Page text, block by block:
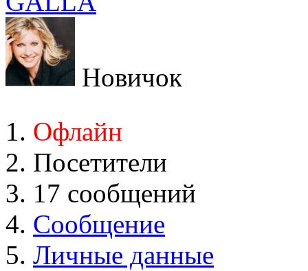
Новичок
Офлайн
Посетители
17 сообщений
Сообщение
Личные данные